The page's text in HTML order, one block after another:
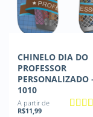
CHINELO DIA DO
PROFESSOR
PERSONALIZADO
1010
A partir de
R$11,99